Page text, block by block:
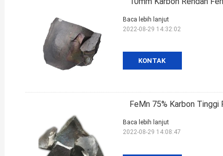
KONTAK
Baca lebih lanjut
2022-08-29 14:32:02
FeMn 75% Karbon
Baca lebih lanjut
2022-08-29 14:08:47